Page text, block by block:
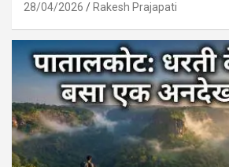
28/04/2026 Rakesh Prajapati